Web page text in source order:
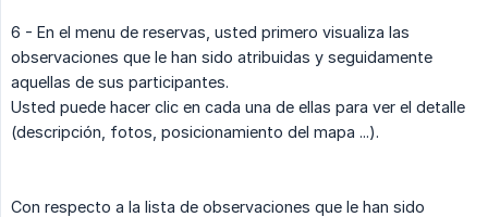
6 - En el menu de reservas, usted primero visualiza las
observaciones que le han sido atribuidas y seguidamente
aquellas de sus participantes.
Usted puede hacer clic en cada una de ellas para ver el detalle
(descripción, fotos, posicionamiento del mapa ...).
Con respecto a la lista de observaciones que le han sido